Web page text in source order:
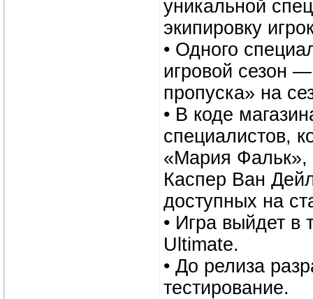
уникальной
экипировку
• Одного
игровой сезон
пропуска» на
• В коде
специалистов,
«Мария Фальк»,
Каспер Ван
доступных на
• Игра выйдет в
Ultimate.
• До релиза
тестирование.